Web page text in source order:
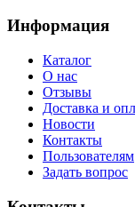
Информация
Каталог
О нас
Отзывы
Доставка и
Новости
Контакты
Пользователям
Задать вопрос